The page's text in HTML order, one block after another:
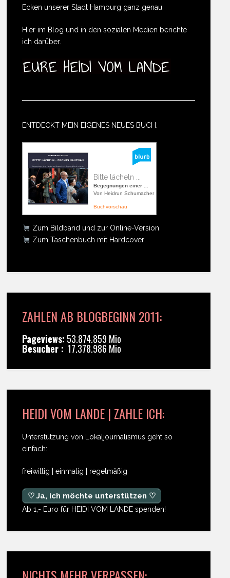
Ecken unserer Stadt Hamburg ganz genau.
Hier im Blog und in den sozialen Medien berichte
ich darüber.
ENTDECKT MEIN EIGENES NEUES BUCH:
Bitte lächeln ...
Begegnungen einer ...
Von Heidrun Schumacher
Buchvorschau
Zum Bildband und zur Online-Version
Zum Taschenbuch mit Hardcover
ZAHLEN AB BLOGBEGINN 2011:
Pageviews: 53.874.859 Mio
Besucher : 17.378.986 Mio
HEIDI VOM LANDE | ZAHLE ICH:
Unterstützung von Lokaljournalismus geht so
einfach:
freiwillig | einmalig | regelmäßig
♡ Ja, ich möchte unterstützen ♡
Ab 1,- Euro für HEIDI VOM LANDE spenden!